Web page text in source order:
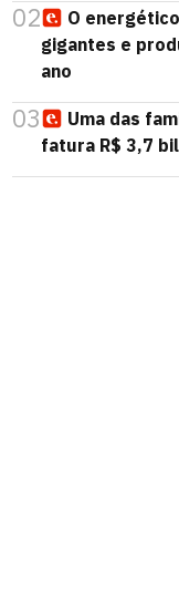
02
O
gigantes e
ano
03
Uma das
fatura R$ 3,7